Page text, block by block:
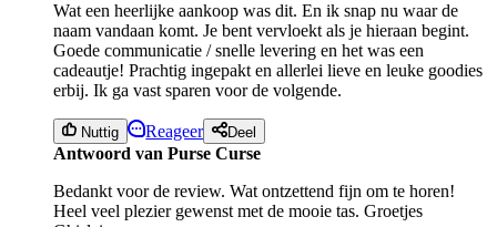
Wat een heerlijke aankoop was dit. En ik snap nu waar de
naam vandaan komt. Je bent vervloekt als je hieraan begint.
Goede communicatie / snelle levering en het was een
cadeautje! Prachtig ingepakt en allerlei lieve en leuke goodies
erbij. Ik ga vast sparen voor de volgende.
Nuttig Reageer Deel
Antwoord van Purse Curse
Bedankt voor de review. Wat ontzettend fijn om te horen!
Heel veel plezier gewenst met de mooie tas. Groetjes